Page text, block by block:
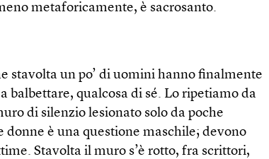
metaforicamente, è sacrosanto.
stavolta un po’ di uomini hanno finalmente
balbettare, qualcosa di sé. Lo ripetiamo da
di silenzio lesionato solo da poche
donne è una questione maschile; devono
Stavolta il muro s’è rotto, fra scrittori,